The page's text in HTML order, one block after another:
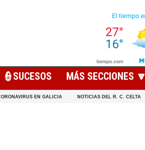
👮SUCESOS MÁS SECCIONES 🔽
EN GALICIA NOTICIAS DEL R. C. CELTA